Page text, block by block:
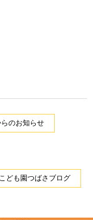
のお知らせ
ども園つばさブログ